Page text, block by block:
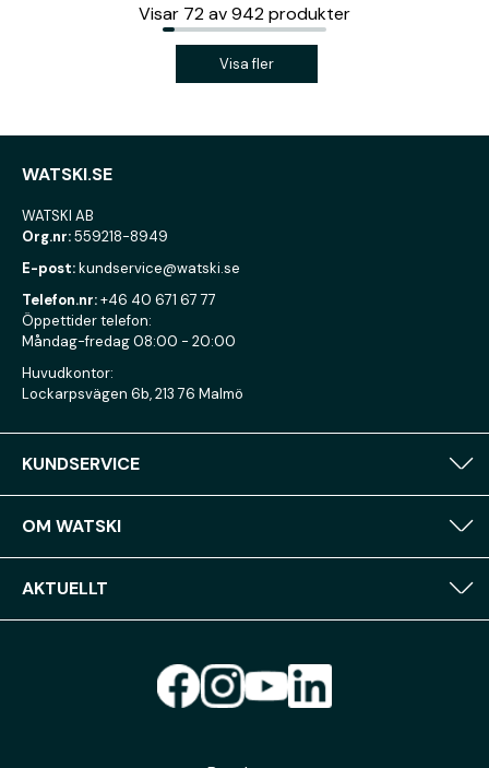
Visar 72av942produkter
Visa fler
WATSKI.SE
WATSKI AB
Org.nr:559218-8949
E-post:kundservice@watski.se
Telefon.nr:+46 40 671 67 77
Öppettider telefon:
Måndag-fredag 08:00 - 20:00
Huvudkontor:
Lockarpsvägen 6b, 213 76 Malmö
KUNDSERVICE
OM WATSKI
AKTUELLT